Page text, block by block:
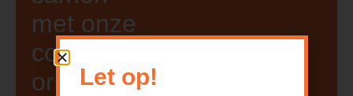
met onze
configurat
or!
Let op!